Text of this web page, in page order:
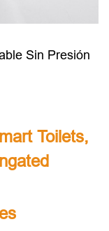
Sin Presión
Toilets,